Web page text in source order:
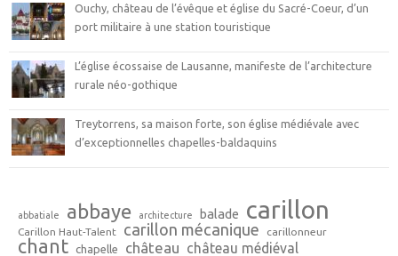
Ouchy, château de l’évêque et église du Sacré-Coeur, d’un
port militaire à une station touristique
L’église écossaise de Lausanne, manifeste de l’architecture
rurale néo-gothique
Treytorrens, sa maison forte, son église médiévale avec
d’exceptionnelles chapelles-baldaquins
abbatiale abbaye architecture balade carillon
Carillon Haut-Talent carillon mécanique carillonneur
chant chapelle château château médiéval